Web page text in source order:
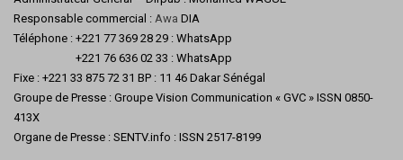
Responsable commercial : Awa DIA
Téléphone : +221 77 369 28 29 : WhatsApp
+221 76 636 02 33 : WhatsApp
Fixe : +221 33 875 72 31 BP : 11 46 Dakar Sénégal
Groupe de Presse : Groupe Vision Communication « GVC » ISSN 0850-
413X
Organe de Presse : SENTV.info : ISSN 2517-8199